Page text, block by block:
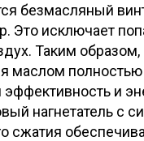
безмасляный
Это исключает
Таким
маслом
и
нагнетатель с
сжатия